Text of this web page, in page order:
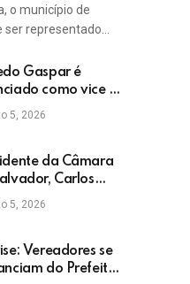
o município de
ser representado…
Gaspar é
como vice de
Bolsonaro
5, 2026
da Câmara
Carlos
confirma apoio a
Neto: “Irei lutar
5, 2026
Vereadores se
do Prefeito